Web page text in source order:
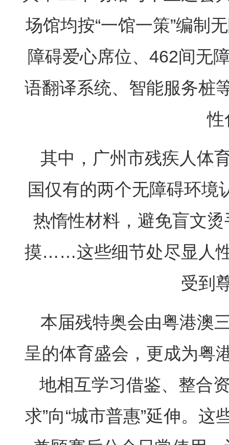
场馆均按“一馆一策”编制
障碍爱心席位、462间无
语翻译系统、智能服务桩
性
其中，广州市残疾人体
国仅有的两个无障碍环境
热惰性材料，避免盲文
摸……这些细节处尽显人
受到
本届残特奥会由粤港澳
呈的体育盛会，更成为粤
地相互学习借鉴、整合
求”向“城市普惠”延伸。